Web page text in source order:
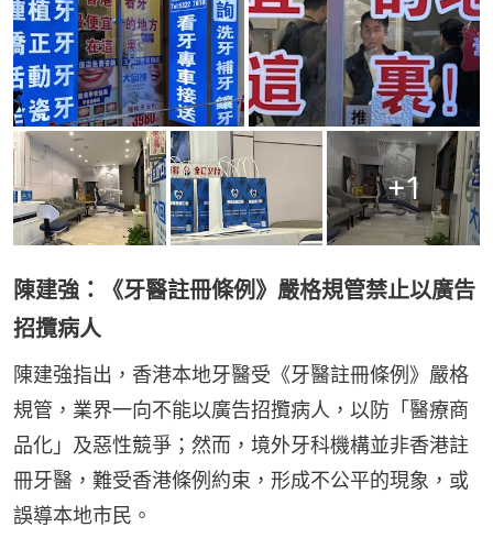
+1
陳建強：《牙醫註冊條例》嚴格規管禁止以廣告
招攬病人
陳建強指出，香港本地牙醫受《牙醫註冊條例》嚴格
規管，業界一向不能以廣告招攬病人，以防「醫療商
品化」及惡性競爭；然而，境外牙科機構並非香港註
冊牙醫，難受香港條例約束，形成不公平的現象，或
誤導本地市民。